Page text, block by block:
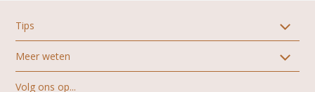
Tips
Alle stijlen geboortekaartjes
Zelf aan de slag
Meer weten
Over ons
Volg ons op...